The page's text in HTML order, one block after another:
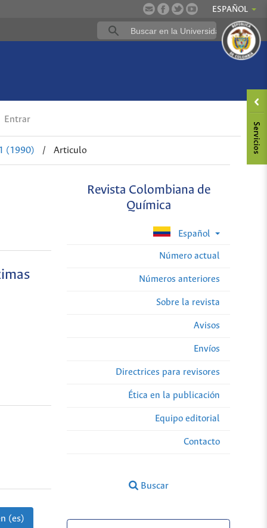
ESPAÑOL
Entrar
(1990) / Articulo
Revista Colombiana de
Química
Español
Número actual
Números anteriores
Sobre la revista
Avisos
Envíos
Directrices para revisores
Ética en la publicación
Equipo editorial
Contacto
Buscar
(es)